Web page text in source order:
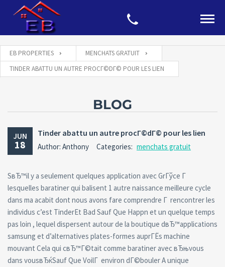
EB PROPERTIES
MENCHATS GRATUIT
TINDER ABATTU UN AUTRE PROCГ©DГ© POUR LES LIEN
BLOG
JUN
18
Tinder abattu un autre procГ©dГ© pour les lien
Author: Anthony Categories: menchats gratuit
SвЂ™il y a seulement quelques application avec GrГўce Г
lesquelles baratiner qui balisent 1 autre naissance meilleure cycle
dans ma acabit dont nous avons fare comprendre Г rencontrer les
individus c’est TinderEt Bad Sauf Que Happn et un quelque temps
pas loin , lequel dispersent autour de la boutique dвЂ™applications
samsung et d’alternatives plates-formes auprГЁs machine
mouvant Cela qui cвЂ™Г©tait comme baratiner avec вЂњvous
dans vousвЂќSauf Que VoilГ environ dГ©bouler A unique